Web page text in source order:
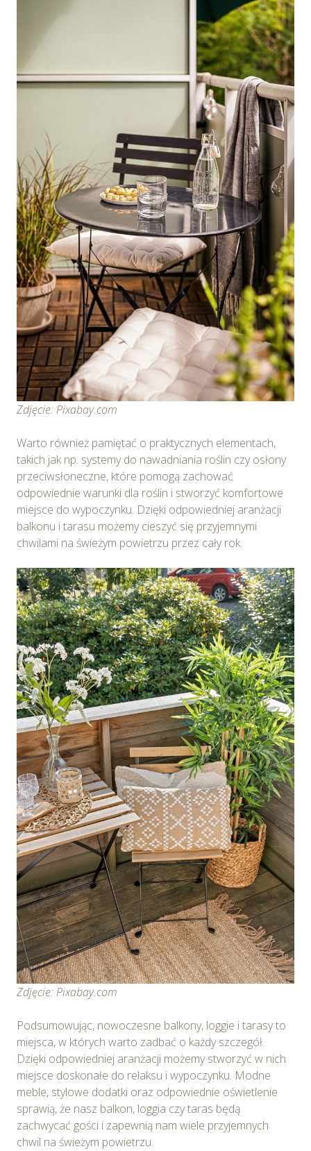
Zdjęcie: Pixabay.com
Warto również pamiętać o praktycznych elementach,
takich jak np. systemy do nawadniania roślin czy osłony
przeciwsłoneczne, które pomogą zachować
odpowiednie warunki dla roślin i stworzyć komfortowe
miejsce do wypoczynku. Dzięki odpowiedniej aranżacji
balkonu i tarasu możemy cieszyć się przyjemnymi
chwilami na świeżym powietrzu przez cały rok.
Zdjęcie: Pixabay.com
Podsumowując, nowoczesne balkony, loggie i tarasy to
miejsca, w których warto zadbać o każdy szczegół.
Dzięki odpowiedniej aranżacji możemy stworzyć w nich
miejsce doskonałe do relaksu i wypoczynku. Modne
meble, stylowe dodatki oraz odpowiednie oświetlenie
sprawią, że nasz balkon, loggia czy taras będą
zachwycać gości i zapewnią nam wiele przyjemnych
chwil na świeżym powietrzu.